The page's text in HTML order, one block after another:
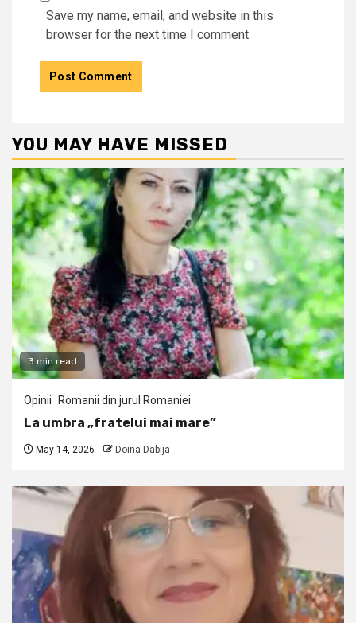
Save my name, email, and website in this
browser for the next time I comment.
YOU MAY HAVE MISSED
3 min read
Opinii Romanii din jurul Romaniei
La umbra „fratelui mai mare”
May 14, 2026 Doina Dabija